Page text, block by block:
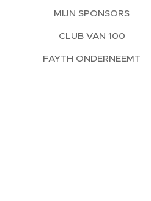
MIJN SPONSORS
CLUB VAN 100
FAYTH ONDERNEEMT